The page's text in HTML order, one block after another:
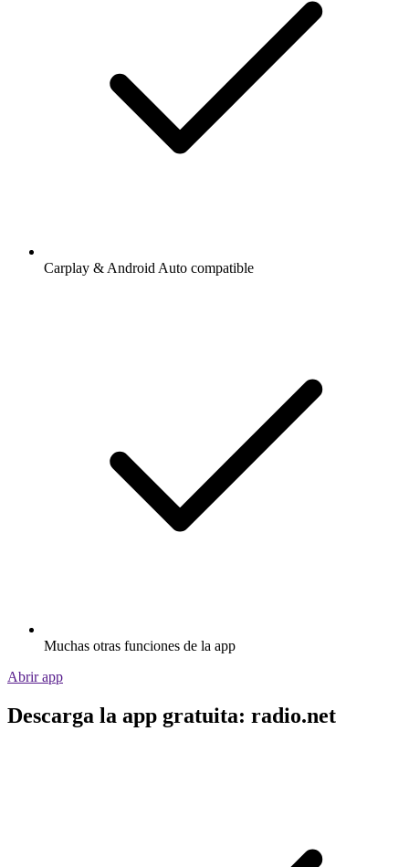
Carplay & Android Auto compatible
Muchas otras funciones de la app
Abrir app
Descarga la app gratuita: radio.net